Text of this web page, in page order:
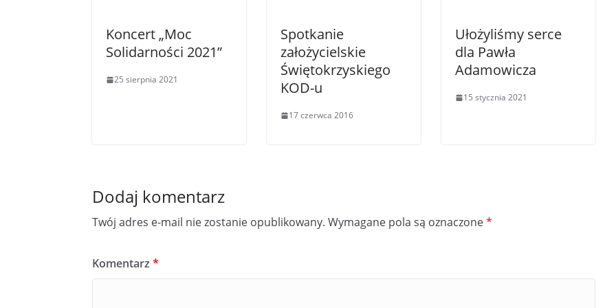
Koncert „Moc
Solidarności 2021”
25 sierpnia 2021
Spotkanie
założycielskie
Świętokrzyskiego
KOD-u
17 czerwca 2016
Ułożyliśmy serce
dla Pawła
Adamowicza
15 stycznia 2021
Dodaj komentarz
Twój adres e-mail nie zostanie opublikowany. Wymagane pola są oznaczone*
Komentarz*